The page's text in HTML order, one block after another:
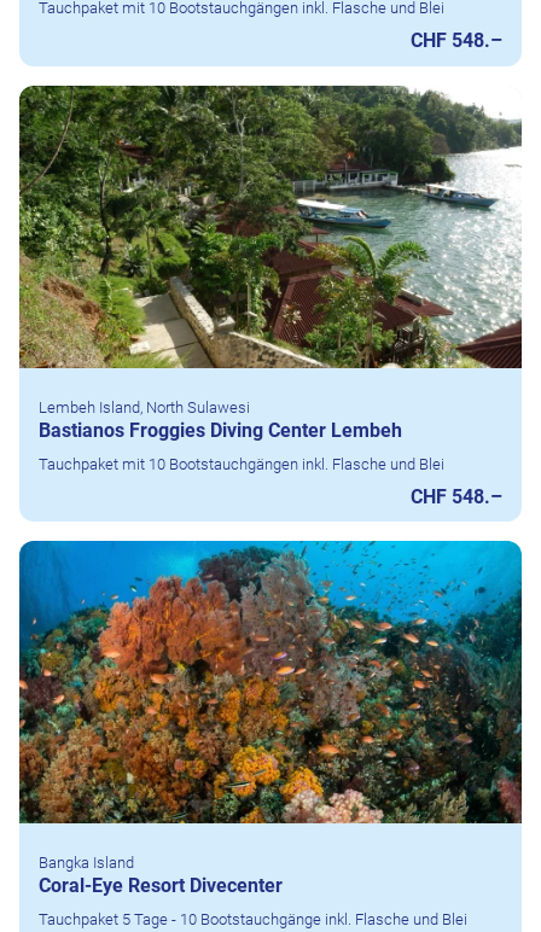
Tauchpaket mit 10 Bootstauchgängen inkl. Flasche und Blei
CHF 548.–
Lembeh Island, North Sulawesi
Bastianos Froggies Diving Center Lembeh
Tauchpaket mit 10 Bootstauchgängen inkl. Flasche und Blei
CHF 548.–
Bangka Island
Coral-Eye Resort Divecenter
Tauchpaket 5 Tage - 10 Bootstauchgänge inkl. Flasche und Blei